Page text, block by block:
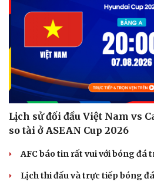
Lịch sử đối đầu Việt Nam vs
so tài ở ASEAN Cup 2026
AFC báo tin rất vui với bóng đá
Lịch thi đấu và trực tiếp bóng